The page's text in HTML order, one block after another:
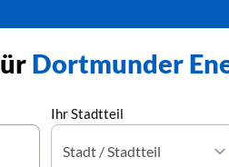
Dortmunder
Ihr Stadtteil